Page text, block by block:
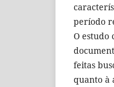
período
O estudo
feitas
quanto à